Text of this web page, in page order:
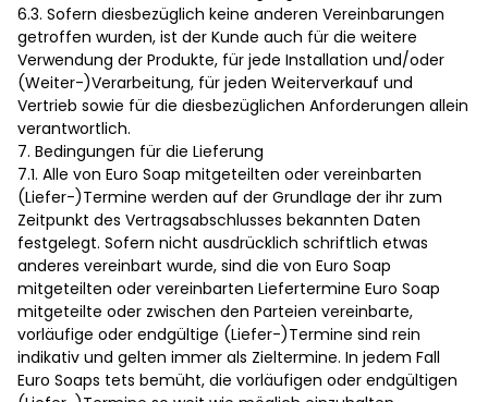
6.3. Sofern diesbezüglich keine anderen Vereinbarungen
getroffen wurden, ist der Kunde auch für die weitere
Verwendung der Produkte, für jede Installation und/oder
(Weiter-)Verarbeitung, für jeden Weiterverkauf und
Vertrieb sowie für die diesbezüglichen Anforderungen allein
verantwortlich.
7. Bedingungen für die Lieferung
7.1. Alle von Euro Soap mitgeteilten oder vereinbarten
(Liefer-)Termine werden auf der Grundlage der ihr zum
Zeitpunkt des Vertragsabschlusses bekannten Daten
festgelegt. Sofern nicht ausdrücklich schriftlich etwas
anderes vereinbart wurde, sind die von Euro Soap
mitgeteilten oder vereinbarten Liefertermine Euro Soap
mitgeteilte oder zwischen den Parteien vereinbarte,
vorläufige oder endgültige (Liefer-)Termine sind rein
indikativ und gelten immer als Zieltermine. In jedem Fall
Euro Soaps tets bemüht, die vorläufigen oder endgültigen